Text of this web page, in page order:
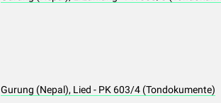
Gurung (Nepal), Lied - PK 603/4 (Tondokumente)